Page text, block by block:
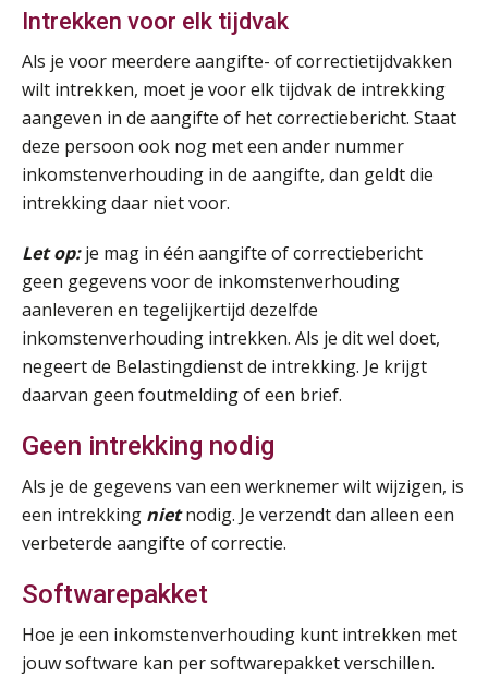
Intrekken voor elk tijdvak
Als je voor meerdere aangifte- of correctietijdvakken
wilt intrekken, moet je voor elk tijdvak de intrekking
aangeven in de aangifte of het correctiebericht. Staat
deze persoon ook nog met een ander nummer
inkomstenverhouding in de aangifte, dan geldt die
intrekking daar niet voor.
Let op:je mag in één aangifte of correctiebericht
geen gegevens voor de inkomstenverhouding
aanleveren en tegelijkertijd dezelfde
inkomstenverhouding intrekken. Als je dit wel doet,
negeert de Belastingdienst de intrekking. Je krijgt
daarvan geen foutmelding of een brief.
Geen intrekking nodig
Als je de gegevens van een werknemer wilt wijzigen, is
een intrekking nietnodig. Je verzendt dan alleen een
verbeterde aangifte of correctie.
Softwarepakket
Hoe je een inkomstenverhouding kunt intrekken met
jouw software kan per softwarepakket verschillen.
AUG
MOCuitgevers
27
Summercourse Impact en invloed van AI op de salarisverwerking (verdieping)
MOCuitgevers
28
AUG
Online Vakopleiding Payroll Services (VPS)
MOCuitgevers
28
AUG
Opfriscursus VPS (NIRPA PE)
Markus Verbeek Praehep
31
AUG
Praktijkdiploma Loonadministratie (PDL®)
Markus Verbeek Praehep
SEP
MOCuitgevers
03
SEP
Online cursus Wwft voor salarisadministrateurs (inclusief praktijkmodellen)
MOCuitgevers
07
SEP
MOCuitgevers